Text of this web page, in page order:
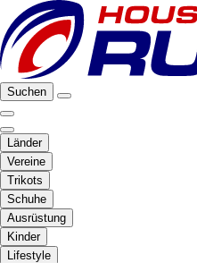
Suchen
Länder
Vereine
Trikots
Schuhe
Ausrüstung
Kinder
Lifestyle